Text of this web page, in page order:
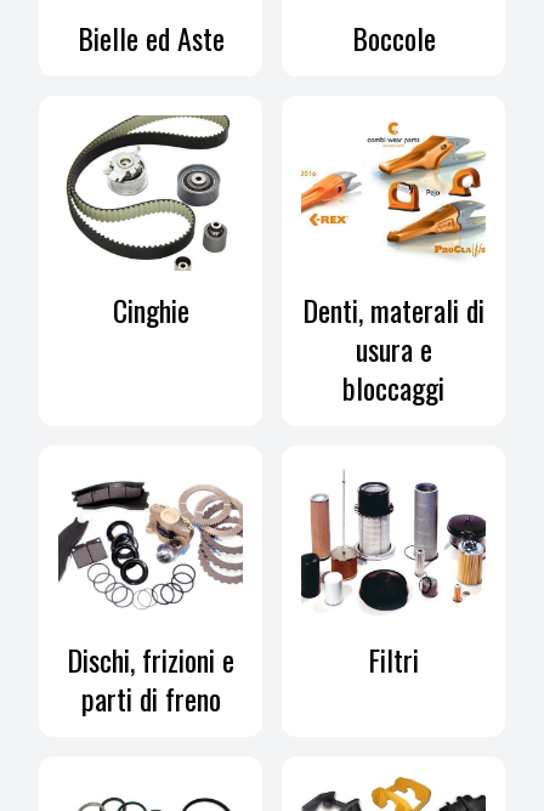
Bielle ed Aste Boccole
Cinghie
Denti, materali di
usura e
bloccaggi
Dischi, frizioni e
parti di freno
Filtri